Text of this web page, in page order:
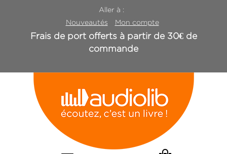
Aller à :
Nouveautés
Mon compte
Frais de port offerts à partir de 30€ de
commande